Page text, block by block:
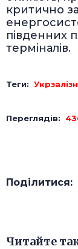
критично
південних
терміналів.
Теги:
Переглядів:
Поділитися:
Читайте